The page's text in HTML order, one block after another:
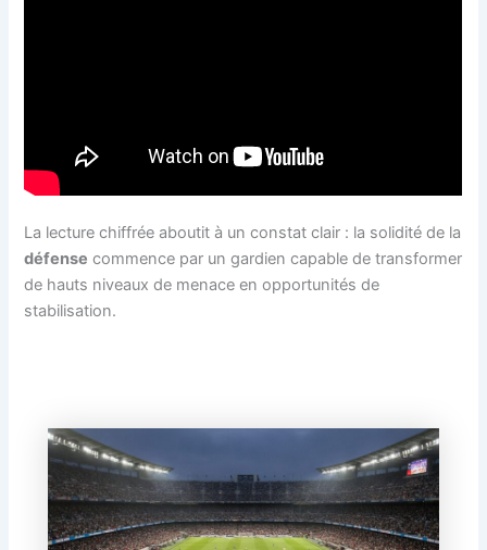
La lecture chiffrée aboutit à un constat clair : la solidité de la
défense commence par un gardien capable de transformer
de hauts niveaux de menace en opportunités de
stabilisation.